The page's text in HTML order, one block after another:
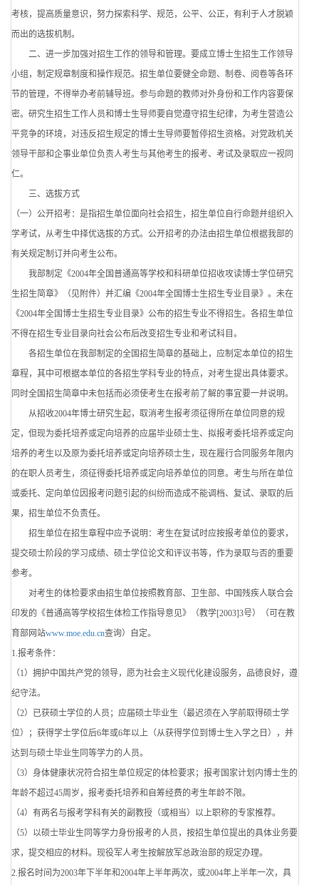
考核，提高质量意识，努力探索科学、规范，公平、公正，有利于人才脱颖
而出的选拔机制。
二、进一步加强对招生工作的领导和管理。要成立博士生招生工作领导
小组，制定规章制度和操作规范。招生单位要健全命题、制卷、阅卷等各环
节的管理，不得举办考前辅导班。参与命题的教师对外身份和工作内容要保
密。研究生招生工作人员和博士生导师要自觉遵守招生纪律，为考生营造公
平竞争的环境，对违反招生规定的博士生导师要暂停招生资格。对党政机关
领导干部和企事业单位负责人考生与其他考生的报考、考试及录取应一视同
仁。
三、选拔方式
（一）公开招考：是指招生单位面向社会招生，招生单位自行命题并组织入
学考试，从考生中择优选拔的方式。公开招考的办法由招生单位根据我部的
有关规定制订并向考生公布。
我部制定《2004年全国普通高等学校和科研单位招收攻读博士学位研究
生招生简章》（见附件）并汇编《2004年全国博士生招生专业目录》。未在
《2004年全国博士生招生专业目录》公布的招生专业不得招生。各招生单位
不得在招生专业目录向社会公布后改变招生专业和考试科目。
各招生单位在我部制定的全国招生简章的基础上，应制定本单位的招生
章程，其中可根据本单位的各招生学科专业的特点，对考生提出具体要求。
同时全国招生简章中未包括而必须使考生在报考前了解的事宜要一并说明。
从招收2004年博士研究生起，取消考生报考须征得所在单位同意的规
定，但现为委托培养或定向培养的应届毕业硕士生、拟报考委托培养或定向
培养的考生以及原为委托培养或定向培养硕士生，现在履行合同服务年限内
的在职人员考生，须征得委托培养或定向培养单位的同意。考生与所在单位
或委托、定向单位因报考问题引起的纠纷而造成不能调档、复试、录取的后
果，招生单位不负责任。
招生单位在招生章程中应予说明：考生在复试时应按报考单位的要求，
提交硕士阶段的学习成绩、硕士学位论文和评议书等，作为录取与否的重要
参考。
对考生的体检要求由招生单位按照教育部、卫生部、中国残疾人联合会
印发的《普通高等学校招生体检工作指导意见》（教学[2003]3号）（可在教
育部网站www.moe.edu.cn查询）自定。
1.报考条件：
（1）拥护中国共产党的领导，愿为社会主义现代化建设服务，品德良好，遵
纪守法。
（2）已获硕士学位的人员；应届硕士毕业生（最迟须在入学前取得硕士学
位）；获得学士学位后6年或6年以上（从获得学位到博士生入学之日），并
达到与硕士毕业生同等学力的人员。
（3）身体健康状况符合招生单位规定的体检要求；报考国家计划内博士生的
年龄不超过45周岁，报考委托培养和自筹经费的考生年龄不限。
（4）有两名与报考学科有关的副教授（或相当）以上职称的专家推荐。
（5）以硕士毕业生同等学力身份报考的人员，按招生单位提出的具体业务要
求，提交相应的材料。现役军人考生按解放军总政治部的规定办理。
2.报名时间为2003年下半年和2004年上半年两次，或2004年上半年一次，具